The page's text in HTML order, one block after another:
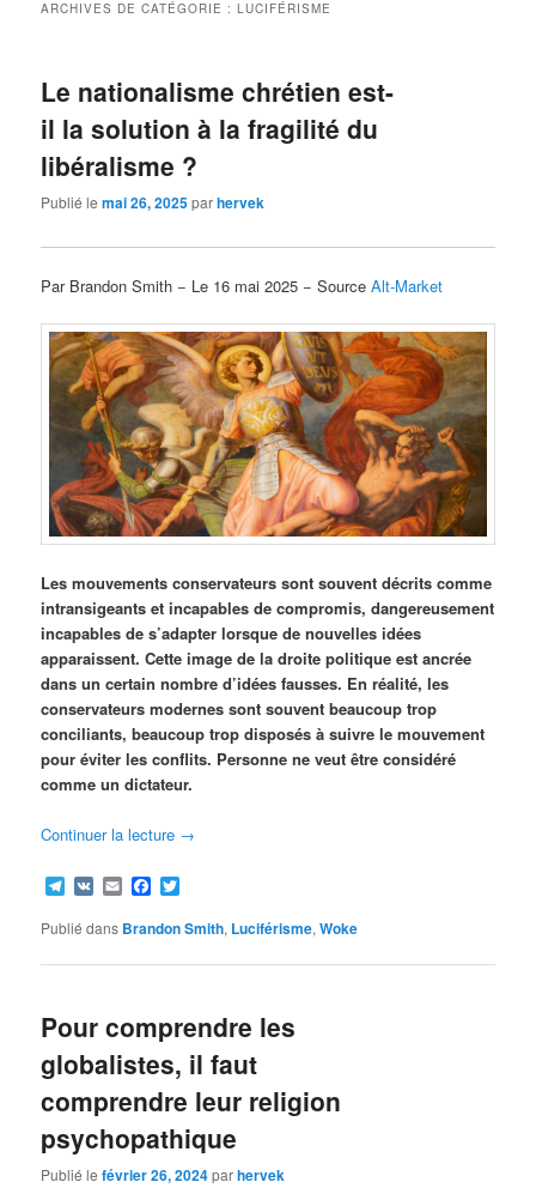
ARCHIVES DE CATÉGORIE :LUCIFÉRISME
Le nationalisme chrétien est-
il la solution à la fragilité du
libéralisme ?
Publié lemai 26, 2025parhervek
Par Brandon Smith − Le 16 mai 2025 − SourceAlt-Market
Les mouvements conservateurs sont souvent décrits comme
intransigeants et incapables de compromis, dangereusement
incapables de s’adapter lorsque de nouvelles idées
apparaissent. Cette image de la droite politique est ancrée
dans un certain nombre d’idées fausses. En réalité, les
conservateurs modernes sont souvent beaucoup trop
conciliants, beaucoup trop disposés à suivre le mouvement
pour éviter les conflits. Personne ne veut être considéré
comme un dictateur.
Continuer la lecture →
Telegram
VK EmailFacebook
Publié dans Brandon Smith, Luciférisme,Woke
Pour comprendre les
globalistes, il faut
comprendre leur religion
psychopathique
Publié lefévrier 26, 2024parhervek